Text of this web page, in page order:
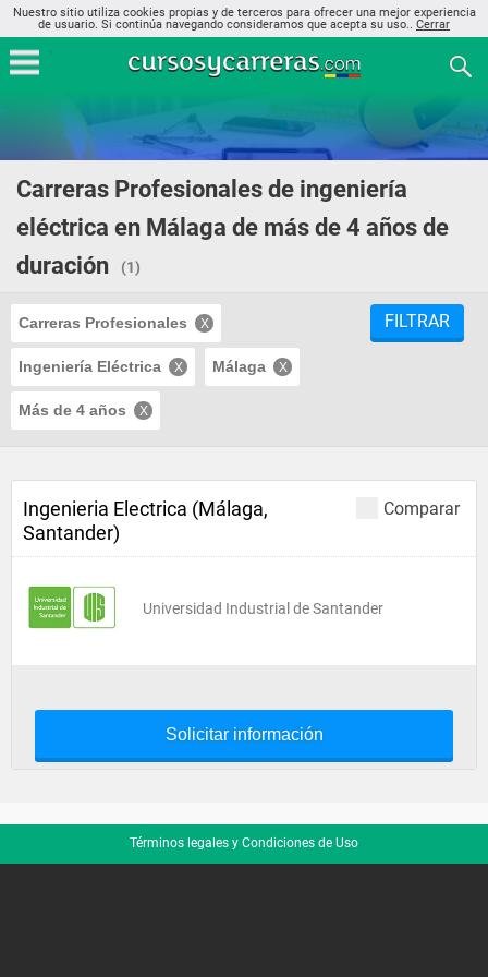
Nuestro sitio utiliza cookies propias y de terceros para ofrecer una mejor experiencia
de usuario. Si continúa navegando consideramos que acepta su uso.. Cerrar
Carreras Profesionales de ingeniería
eléctrica en Málaga de más de 4 años de
duración
(1)
Carreras Profesionales
Ingeniería Eléctrica Málaga
Más de 4 años
FILTRAR
Comparar
Ingenieria Electrica (Málaga,
Santander)
Universidad Industrial de Santander
Solicitar información
Términos legales y Condiciones de Uso